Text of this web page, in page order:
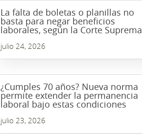
La falta de boletas o planillas no
basta para negar beneficios
laborales, según la Corte Suprema
julio 24, 2026
¿Cumples 70 años? Nueva norma
permite extender la permanencia
laboral bajo estas condiciones
julio 23, 2026